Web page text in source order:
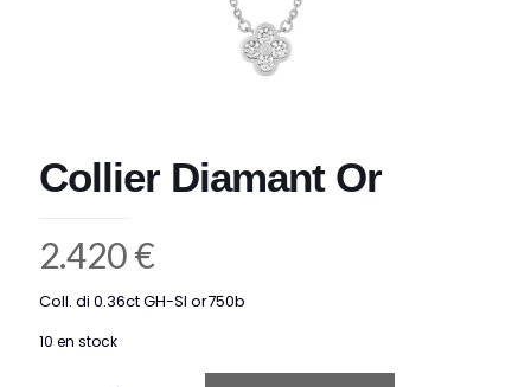
Collier Diamant Or
2.420€
Coll. di 0.36ct GH-SI or750b
10 en stock